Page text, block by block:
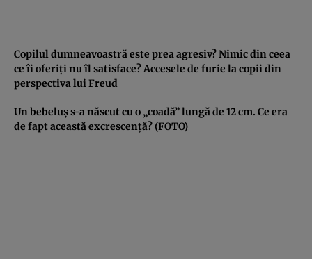
Copilul dumneavoastră este prea agresiv? Nimic din ceea
ce îi oferiţi nu îl satisface? Accesele de furie la copii din
perspectiva lui Freud
Un bebeluş s-a născut cu o „coadă” lungă de 12 cm. Ce era
de fapt această excrescenţă? (FOTO)